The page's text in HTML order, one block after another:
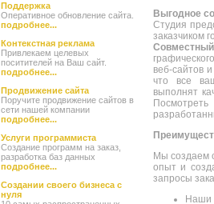
Поддержка
Оперативное обновление сайта.
подробнее...
Контекстная реклама
Привлекаем целевых
поситителей на Ваш сайт.
подробнее...
Продвижение сайта
Поручите продвижение сайтов в
сети нашей компании
подробнее...
Услуги программиста
Создание программ на заказ,
разработка баз данных
подробнее...
Cоздании своего бизнеса с
нуля
Выгодное
Студия
заказчиком
веб-сайтов
что все
выполнят
Мы создаем
опыт и
запросы
Наши